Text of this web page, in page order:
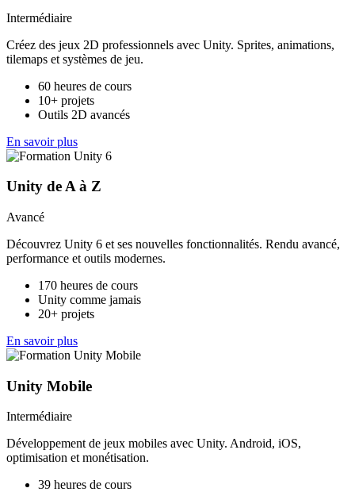
Intermédiaire
Créez des jeux 2D professionnels avec Unity. Sprites, animations,
tilemaps et systèmes de jeu.
60 heures de cours
10+ projets
Outils 2D avancés
En savoir plus
Unity de A à Z
Avancé
Découvrez Unity 6 et ses nouvelles fonctionnalités. Rendu avancé,
performance et outils modernes.
170 heures de cours
Unity comme jamais
20+ projets
En savoir plus
Unity Mobile
Intermédiaire
Développement de jeux mobiles avec Unity. Android, iOS,
optimisation et monétisation.
39 heures de cours